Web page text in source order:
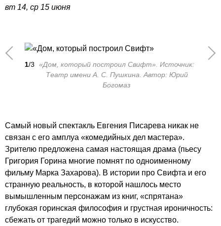
вт 14, ср 15 июня
1/3
«Дом, который построил Свифт». Источник:
Театр имени А. С. Пушкина. Автор: Юрий
Богомаз
Самый новый спектакль Евгения Писарева никак не
связан с его амплуа «комедийных дел мастера».
Зрителю предложена самая настоящая драма (пьесу
Григория Горина многие помнят по одноименному
фильму Марка Захарова). В истории про Свифта и его
странную реальность, в которой нашлось место
вымышленным персонажам из книг, «спрятана»
глубокая горинская философия и грустная ироничность:
сбежать от трагедий можно только в искусство.